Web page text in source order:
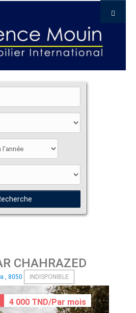
CHAHRAZED
, 8050 INDISPONIBLE
4 000 TND/Par mois